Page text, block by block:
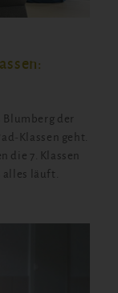
Blumberg der
Klassen geht.
die 7. Klassen
läuft.